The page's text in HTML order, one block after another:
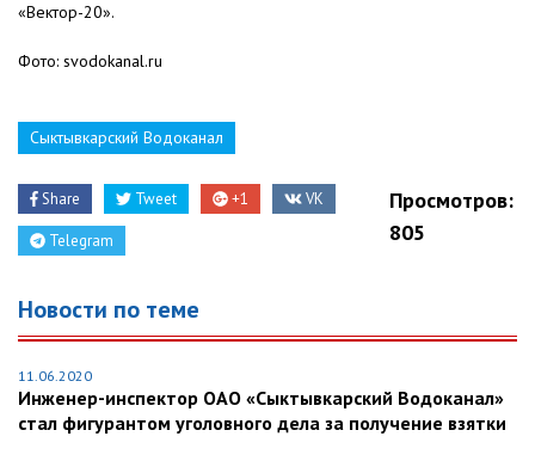
«Вектор-20».
Фото: svodokanal.ru
Сыктывкарский Водоканал
Share Tweet +1 VK
Telegram
Просмотров:
805
Новости по теме
11.06.2020
Инженер-инспектор ОАО «Сыктывкарский Водоканал»
стал фигурантом уголовного дела за получение взятки